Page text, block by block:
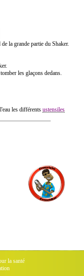
la grande partie du Shaker.
les glaçons dedans.
les différents ustensiles
la santé